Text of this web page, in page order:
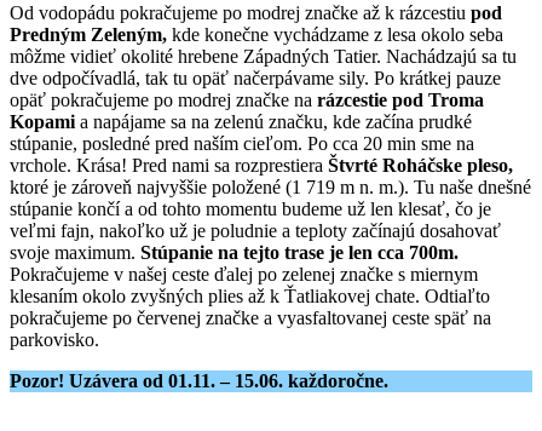
Od vodopádu pokračujeme po modrej značke až k rázcestiu pod
Predným Zeleným, kde konečne vychádzame z lesa okolo seba
môžme vidieť okolité hrebene Západných Tatier. Nachádzajú sa tu
dve odpočívadlá, tak tu opäť načerpávame sily. Po krátkej pauze
opäť pokračujeme po modrej značke na rázcestie pod Troma
Kopami a napájame sa na zelenú značku, kde začína prudké
stúpanie, posledné pred naším cieľom. Po cca 20 min sme na
vrchole. Krása! Pred nami sa rozprestiera Štvrté Roháčske pleso,
ktoré je zároveň najvyššie položené (1 719 m n. m.). Tu naše dnešné
stúpanie končí a od tohto momentu budeme už len klesať, čo je
veľmi fajn, nakoľko už je poludnie a teploty začínajú dosahovať
svoje maximum. Stúpanie na tejto trase je len cca 700m.
Pokračujeme v našej ceste ďalej po zelenej značke s miernym
klesaním okolo zvyšných plies až k Ťatliakovej chate. Odtiaľto
pokračujeme po červenej značke a vyasfaltovanej ceste späť na
parkovisko.
Pozor! Uzávera od 01.11. – 15.06. každoročne.